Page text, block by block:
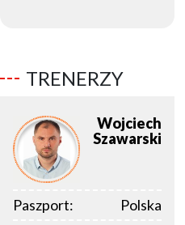
TRENERZY
Wojciech
Szawarski
Paszport:
Polska